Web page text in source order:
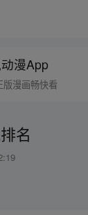
漫App
版漫画畅快看
名